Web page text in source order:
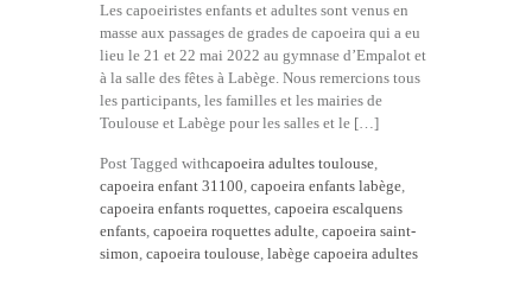
Les capoeiristes enfants et adultes sont venus en
masse aux passages de grades de capoeira qui a eu
lieu le 21 et 22 mai 2022 au gymnase d’Empalot et
à la salle des fêtes à Labège. Nous remercions tous
les participants, les familles et les mairies de
Toulouse et Labège pour les salles et le […]
Post Tagged withcapoeira adultes toulouse,
capoeira enfant 31100, capoeira enfants labège,
capoeira enfants roquettes, capoeira escalquens
enfants, capoeira roquettes adulte, capoeira saint-
simon, capoeira toulouse, labège capoeira adultes